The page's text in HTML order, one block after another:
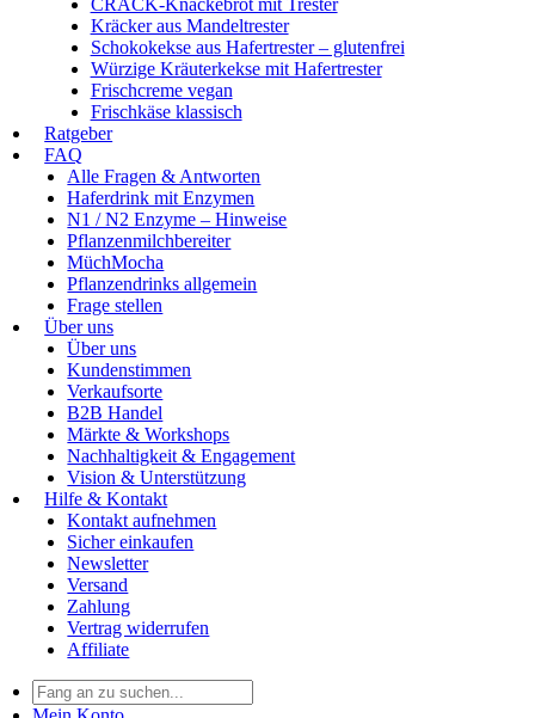
Kräcker aus Mandeltrester
Schokokekse aus Hafertrester – glutenfrei
Würzige Kräuterkekse mit Hafertrester
Frischcreme vegan
Frischkäse klassisch
Ratgeber
FAQ
Alle Fragen & Antworten
Haferdrink mit Enzymen
N1 / N2 Enzyme – Hinweise
Pflanzenmilchbereiter
MüchMocha
Pflanzendrinks allgemein
Frage stellen
Über uns
Über uns
Kundenstimmen
Verkaufsorte
B2B Handel
Märkte & Workshops
Nachhaltigkeit & Engagement
Vision & Unterstützung
Hilfe & Kontakt
Kontakt aufnehmen
Sicher einkaufen
Newsletter
Versand
Zahlung
Vertrag widerrufen
Affiliate